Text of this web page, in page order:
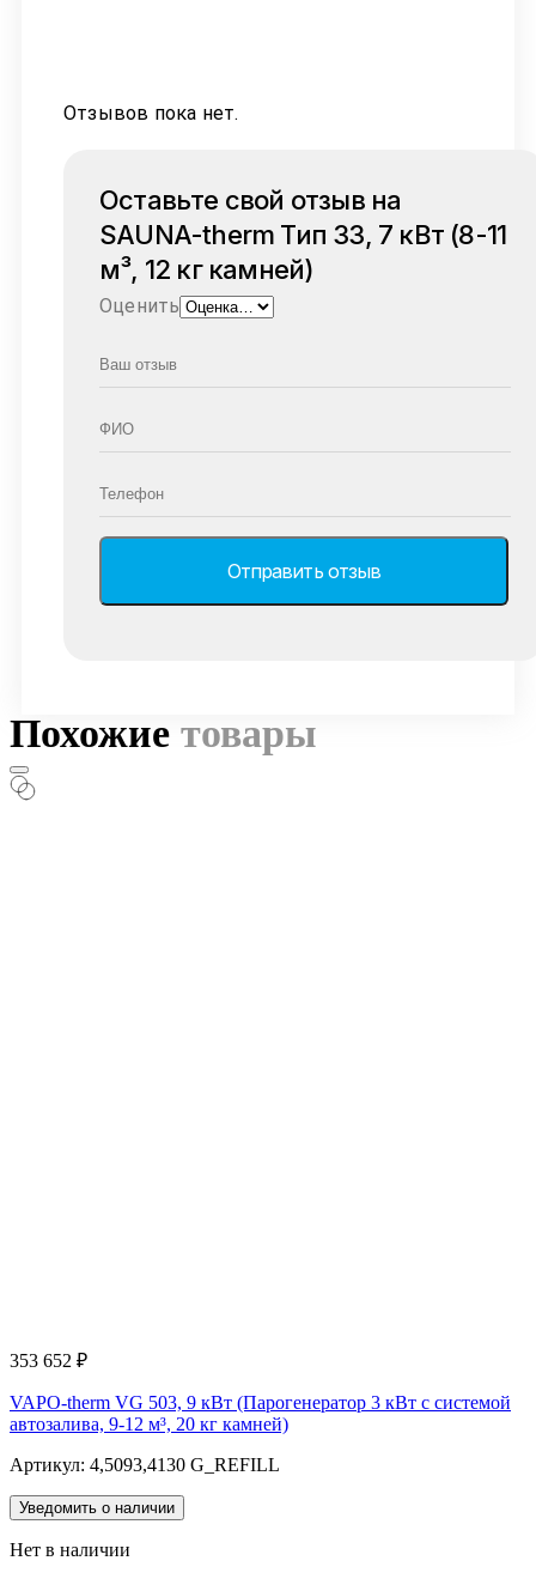
Отзывов пока нет.
Оставьте свой отзыв на
SAUNA-therm Тип 33, 7 кВт (8-11
м³, 12 кг камней)
Оценить
Похожие товары
353 652 ₽
VAPO-therm VG 503, 9 кВт (Парогенератор 3 кВт с системой
автозалива, 9-12 м³, 20 кг камней)
Артикул: 4,5093,4130 G_REFILL
Уведомить о наличии
Нет в наличии